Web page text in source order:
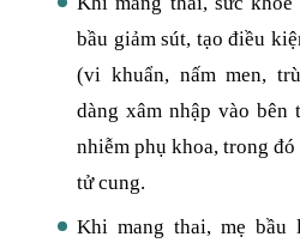
bầu giảm sút, tạo điều
(vi khuẩn, nấm men,
dàng xâm nhập vào
nhiễm phụ khoa, trong
tử cung.
Khi mang thai, mẹ bầu